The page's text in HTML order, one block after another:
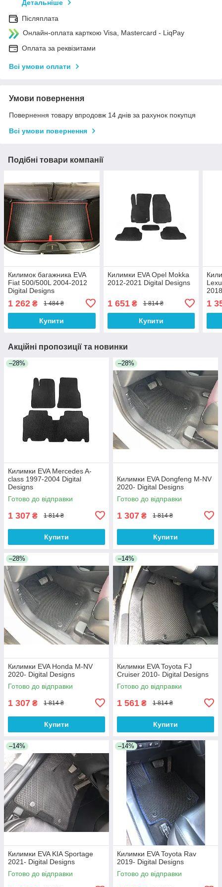
Детальніше
Післяплата
Онлайн-оплата карткою Visa, Mastercard - LiqPay
Оплата за реквізитами
Всі умови оплати
Умови повернення
Повернення товару впродовж 14 днів за рахунок покупця
Всі умови повернення
Подібні товари компанії
Килимок багажника EVA
Fiat 500/500L 2004-2012
Digital Designs
1 262 ₴ 1 484 ₴
Купити
Килимки EVA Opel Mokka
2012-2021 Digital Designs
1 651₴ 1 814 ₴
Купити
1
Акційні пропозиції та новинки
–28%
Килимки EVA Mercedes A-
сlass 1997-2004 Digital
Designs
Готово до відправки
1 307 ₴ 1 814 ₴
Купити
–28%
Килимки EVA Dongfeng M-NV
2020- Digital Designs
Готово до відправки
1 307 ₴ 1 814 ₴
Купити
–28%
Килимки EVA Honda M-NV
2020- Digital Designs
Готово до відправки
1 307 ₴ 1 814 ₴
Купити
–14%
Килимки EVA Toyota FJ
Cruiser 2010- Digital Designs
Готово до відправки
1 561 ₴ 1 814 ₴
Купити
–14%
Килимки EVA KIA Sportage
2021- Digital Designs
Готово до відправки
–14%
Килимки EVA Toyota Rav
2019- Digital Designs
Готово до відправки